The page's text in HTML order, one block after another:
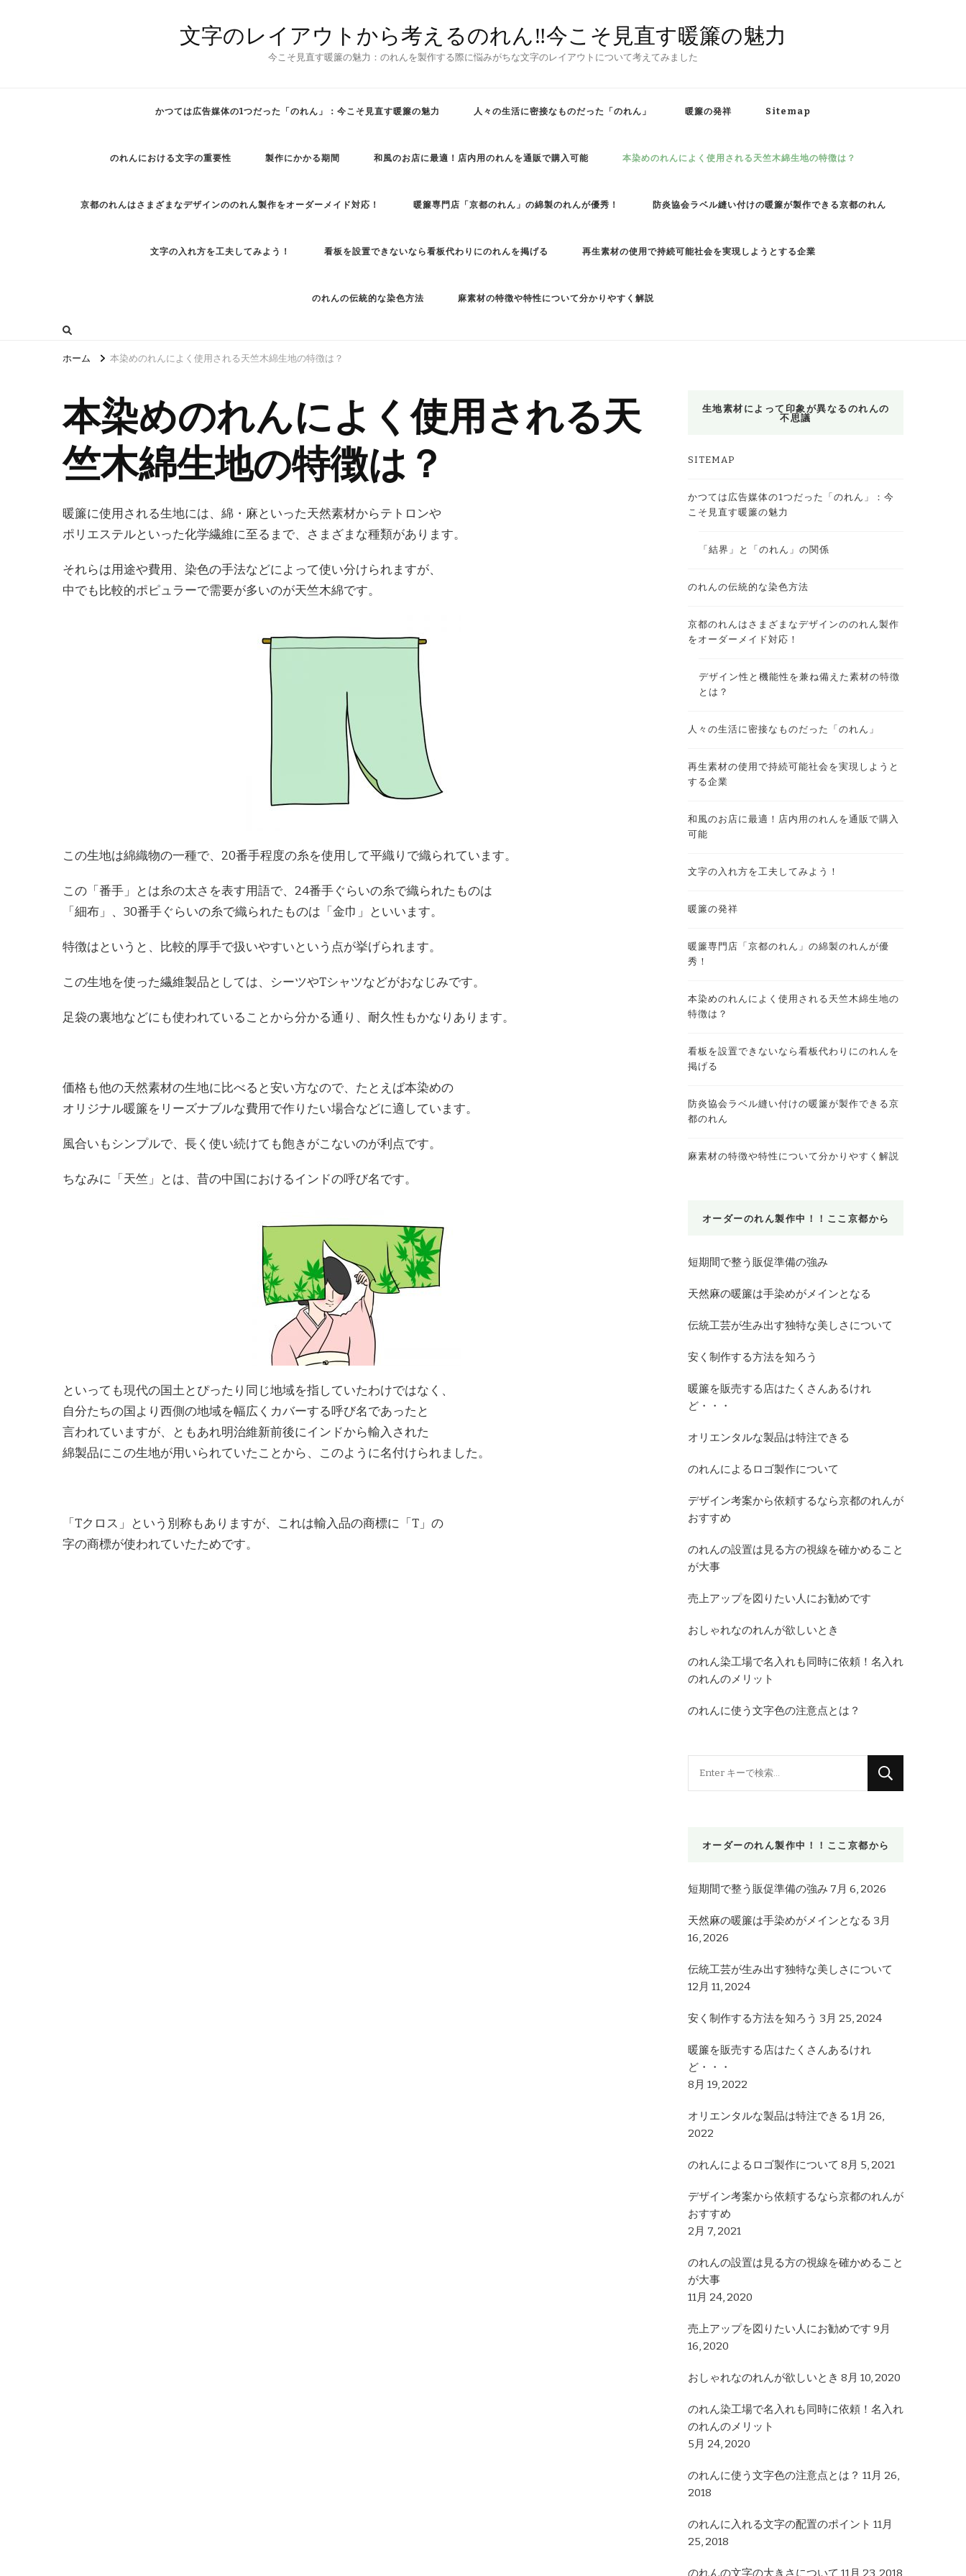
文字のレイアウトから考えるのれん‼今こそ見直す暖簾の魅力
今こそ見直す暖簾の魅力：のれんを製作する際に悩みがちな文字のレイアウトについて考えてみました
かつては広告媒体の1つだった「のれん」：今こそ見直す暖簾の魅力 人々の生活に密接なものだった「のれん」 暖簾の発祥 Sitemap
のれんにおける文字の重要性 製作にかかる期間 和風のお店に最適！店内用のれんを通販で購入可能 本染めのれんによく使用される天竺木綿生地の特徴は？
京都のれんはさまざまなデザインののれん製作をオーダーメイド対応！ 暖簾専門店「京都のれん」の綿製のれんが優秀！ 防炎協会ラベル縫い付けの暖簾が製作できる京都のれん
文字の入れ方を工夫してみよう！ 看板を設置できないなら看板代わりにのれんを掲げる 再生素材の使用で持続可能社会を実現しようとする企業
のれんの伝統的な染色方法 麻素材の特徴や特性について分かりやすく解説
ホーム 本染めのれんによく使用される天竺木綿生地の特徴は？
本染めのれんによく使用される天
竺木綿生地の特徴は？
暖簾に使用される生地には、綿・麻といった天然素材からテトロンや
ポリエステルといった化学繊維に至るまで、さまざまな種類があります。
それらは用途や費用、染色の手法などによって使い分けられますが、
中でも比較的ポピュラーで需要が多いのが天竺木綿です。
この生地は綿織物の一種で、20番手程度の糸を使用して平織りで織られています。
この「番手」とは糸の太さを表す用語で、24番手ぐらいの糸で織られたものは
「細布」、30番手ぐらいの糸で織られたものは「金巾」といいます。
特徴はというと、比較的厚手で扱いやすいという点が挙げられます。
この生地を使った繊維製品としては、シーツやTシャツなどがおなじみです。
足袋の裏地などにも使われていることから分かる通り、耐久性もかなりあります。
価格も他の天然素材の生地に比べると安い方なので、たとえば本染めの
オリジナル暖簾をリーズナブルな費用で作りたい場合などに適しています。
風合いもシンプルで、長く使い続けても飽きがこないのが利点です。
ちなみに「天竺」とは、昔の中国におけるインドの呼び名です。
といっても現代の国土とぴったり同じ地域を指していたわけではなく、
自分たちの国より西側の地域を幅広くカバーする呼び名であったと
言われていますが、ともあれ明治維新前後にインドから輸入された
綿製品にこの生地が用いられていたことから、このように名付けられました。
「Tクロス」という別称もありますが、これは輸入品の商標に「T」の
字の商標が使われていたためです。
生地素材によって印象が異なるのれんの
不思議
SITEMAP
かつては広告媒体の1つだった「のれん」：今
こそ見直す暖簾の魅力
「結界」と「のれん」の関係
のれんの伝統的な染色方法
京都のれんはさまざまなデザインののれん製作
をオーダーメイド対応！
デザイン性と機能性を兼ね備えた素材の特徴
とは？
人々の生活に密接なものだった「のれん」
再生素材の使用で持続可能社会を実現しようと
する企業
和風のお店に最適！店内用のれんを通販で購入
可能
文字の入れ方を工夫してみよう！
暖簾の発祥
暖簾専門店「京都のれん」の綿製のれんが優
秀！
本染めのれんによく使用される天竺木綿生地の
特徴は？
看板を設置できないなら看板代わりにのれんを
掲げる
防炎協会ラベル縫い付けの暖簾が製作できる京
都のれん
麻素材の特徴や特性について分かりやすく解説
オーダーのれん製作中！！ここ京都から
短期間で整う販促準備の強み
天然麻の暖簾は手染めがメインとなる
伝統工芸が生み出す独特な美しさについて
安く制作する方法を知ろう
暖簾を販売する店はたくさんあるけれ
ど・・・
オリエンタルな製品は特注できる
のれんによるロゴ製作について
デザイン考案から依頼するなら京都のれんが
おすすめ
のれんの設置は見る方の視線を確かめること
が大事
売上アップを図りたい人にお勧めです
おしゃれなのれんが欲しいとき
のれん染工場で名入れも同時に依頼！名入れ
のれんのメリット
のれんに使う文字色の注意点とは？
で
か
オーダーのれん製作中！！ここ京都から
短期間で整う販促準備の強み 7月 6, 2026
天然麻の暖簾は手染めがメインとなる 3月
16, 2026
伝統工芸が生み出す独特な美しさについて
12月 11, 2024
安く制作する方法を知ろう 3月 25, 2024
暖簾を販売する店はたくさんあるけれ
ど・・・
8月 19, 2022
オリエンタルな製品は特注できる 1月 26,
2022
のれんによるロゴ製作について 8月 5, 2021
デザイン考案から依頼するなら京都のれんが
おすすめ
2月 7, 2021
のれんの設置は見る方の視線を確かめること
が大事
11月 24, 2020
売上アップを図りたい人にお勧めです 9月
16, 2020
おしゃれなのれんが欲しいとき 8月 10, 2020
のれん染工場で名入れも同時に依頼！名入れ
のれんのメリット
5月 24, 2020
のれんに使う文字色の注意点とは？ 11月 26,
2018
のれんに入れる文字の配置のポイント 11月
25, 2018
のれんの文字の大きさについて 11月 23, 2018